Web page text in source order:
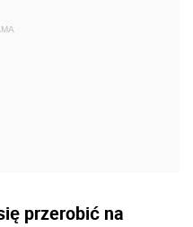
przerobić na